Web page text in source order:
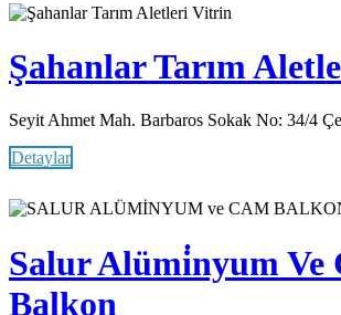
Vitrin
Şahanlar Tarım
Seyit Ahmet Mah. Barbaros Sokak No: 34/4
Detaylar
Salur Alümi̇nyum Ve
Balkon